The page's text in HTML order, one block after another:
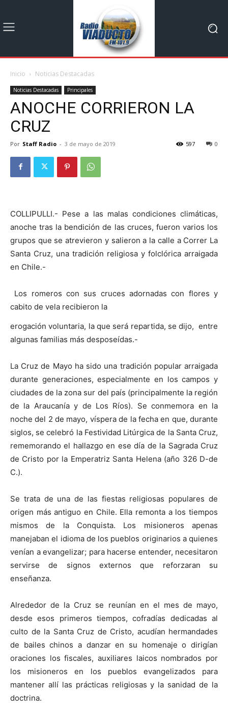
Inicio Noticias Destacadas
Noticias Destacadas Principales
ANOCHE CORRIERON LA
CRUZ
Por Staff Radio - 3 de mayo de 2019 0
597
COLLIPULLI.- Pese a las malas condiciones climáticas,
anoche tras la bendición de las cruces, fueron varios los
grupos que se atrevieron y salieron a la calle a Correr La
Santa Cruz, una tradición religiosa y folclórica arraigada
en Chile.-
Los romeros con sus cruces adornadas con flores y
cabito de vela recibieron la
erogación voluntaria, la que será repartida, se dijo, entre
algunas familias más desposeídas.-
La Cruz de Mayo ha sido una tradición popular arraigada
durante generaciones, especialmente en los campos y
ciudades de la zona sur del país (principalmente la región
de la Araucanía y de Los Ríos). Se conmemora en la
noche del 2 de mayo, víspera de la fecha en que, durante
siglos, se celebró la Festividad Litúrgica de la Santa Cruz,
rememorando el hallazgo en ese día de la Sagrada Cruz
de Cristo por la Emperatriz Santa Helena (año 326 D-de
C.).
Se trata de una de las fiestas religiosas populares de
origen más antiguo en Chile. Ella remonta a los tiempos
mismos de la Conquista. Los misioneros apenas
manejaban el idioma de los pueblos originarios a quienes
venían a evangelizar; para hacerse entender, necesitaron
servirse de signos externos que reforzaran su
enseñanza.
Alrededor de la Cruz se reunían en el mes de mayo,
desde esos primeros tiempos, cofradías dedicadas al
culto de la Santa Cruz de Cristo, acudían hermandades
de bailes chinos a danzar en su homenaje o dirigían
oraciones los fiscales, auxiliares laicos nombrados por
los misioneros en los pueblos evangelizados para
mantener allí las prácticas religiosas y la sanidad de la
doctrina.